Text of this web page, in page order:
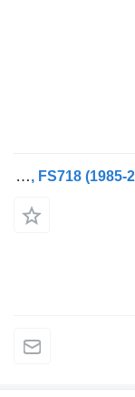
نظام قلاب Zepro 50214 لـ الشاحنات Volvo FL, FL6, FL7, FL10, FL12, FS718 (1985-2005)